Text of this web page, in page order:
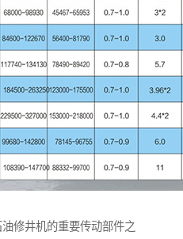
修井机的重要传动部件之